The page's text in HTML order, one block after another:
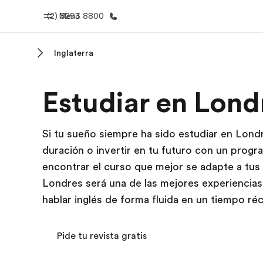
Menú
(2) 3293 8800
Bienvenido a EF Ver todo lo
Inglaterra
Estudiar en
Si tu sueño siempre ha sido estudiar en
duración o invertir en tu futuro con un
encontrar el curso que mejor se adapte a
Londres será una de las mejores
hablar inglés de forma fluida en un tiempo
Pide tu revista gratis